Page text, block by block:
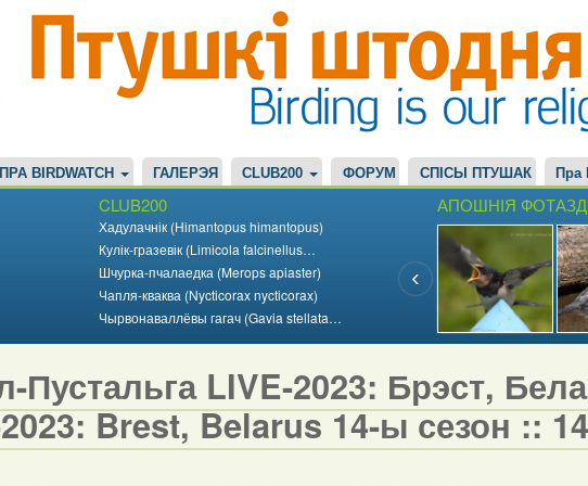
ПРА BIRDWATCH ГАЛЕРЭЯ CLUB200 ФОРУМ СПІСЫ ПТУШАК Пра
CLUB200
Хадулачнік (Himantopus himantopus)
Кулік-гразевік (Limicola falcinellus…
Шчурка-пчалаедка (Merops apiaster)
Чапля-кваква (Nycticorax nycticorax)
Чырвонаваллёвы гагач (Gavia stellata…
АПОШНІЯ
Пустальга LIVE-2023: Брэст,
Brest, Belarus 14-ы сезон ::